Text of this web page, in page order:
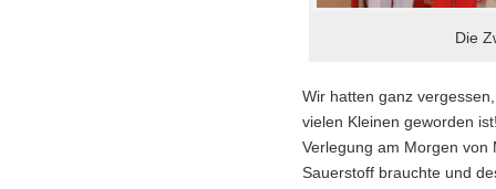
Die
Wir hatten ganz
vielen Kleinen geworden
Verlegung am Morgen von
Sauerstoff brauchte und